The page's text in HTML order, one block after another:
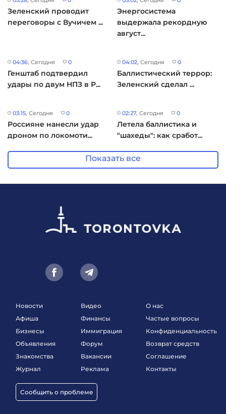
Зеленский проводит
переговоры с Вучичем ...
Энергосистема
выдержала рекордную
август...
04:36, Сегодня 0
Генштаб подтвердил
удары по двум НПЗ в Р...
04:02, Сегодня 0
Баллистический террор:
Зеленский сделал ...
03:15, Сегодня 0
Россияне нанесли удар
дроном по локомоти...
02:27, Сегодня 0
Летела баллистика и
"шахеды": как сработ...
Показать все
Новости
Афиша
Бизнесы
Объявления
Знакомства
Журнал
Сообщить о проблеме
Видео
Финансы
Иммиграция
Форум
Вакансии
Реклама
О нас
Частые вопросы
Конфиденциальность
Возврат средств
Соглашение
Контакты